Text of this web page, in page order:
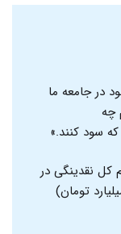
در جامعه ما
چه
سود کنند.»
کل نقدینگی در
میلیارد تومان)